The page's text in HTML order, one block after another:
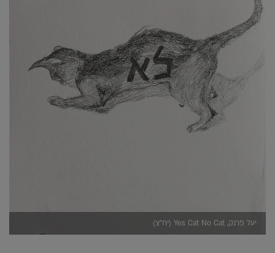
יעל פרנק, Yes Cat No Cat (יח"צ)